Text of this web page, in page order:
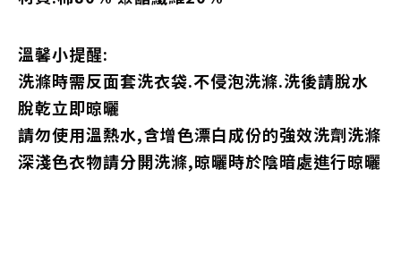
溫馨小提醒:
洗滌時需反面套洗衣袋.不侵泡洗滌.洗後請脫水
脫乾立即晾曬
請勿使用溫熱水,含增色漂白成份的強效洗劑洗滌
深淺色衣物請分開洗滌,晾曬時於陰暗處進行晾曬